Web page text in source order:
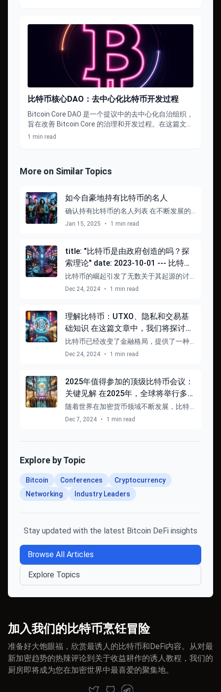
比特币核心DAO：去中心化比特币开发过程
Bitcoin Core DAO 是一个提议中的去中心化自治组织，
旨在改善 Bitcoin Core 的治理和开发过程。在这篇文章
中，我们将探讨： Bitcoin Core DAO …
1 min read
More on Similar Topics
如今自豪地持有比特币的名人
确认持有比特币的名人列表 在不断发展的
加密货币领域，比特币仍然是一个主导
货币的接受度和流 …
Jan 15, 2025 • 1 min read
title: "比特币是由政府创造的吗？探
索理论" date: 2023-10-01 --- 比特币
的起源一直是一个备受争议的话题。
许多人对其创造者的身份提出了各种
是由
比特币的崛起引发了无数关于其起源的讨
论和理论。其中最引人入胜的叙述之一是
造背后的动机以及 …
Dec 24, 2024 • 1 min read
理解比特币：UTXO、隐私和交易基
础知识 在这篇文章中，我们将探讨比
特币的基本概念，特别是UTXO（未
花费交易输出）、隐私以及交易的基
未花费交易输出。它是比特币
比特币已经改变了金融格局，提供了一种
去中心化的传统货币替代方案。随着越来
找零在比特币 …
Dec 24, 2024 • 1 min read
2025年值得参加的顶级比特币会议：
关键见解 在2025年，全球将举行多场
重要的比特币会议，吸引了来自各地
的区块链爱好者、投资者和行业专
随着世界在加密货币领域不断发展，比特
币仍然处于这一数字革命的前沿。对于爱
Dec 7, 2024 • 1 min read
Explore by Topic
Bitcoin Conferences
Cryptocurrency
Networking
Industry Leaders
Stay updated with the latest Bitcoin DeFi insights
Browse All Articles
Explore Topics
加入我们的比特币烹饪冒险
准备好大饱眼福，欣赏最诱人的比特币和DeFi内容。从对最
新加密趋势的热辣评论到关于收益耕作的诱人教程，我们的
厨房即将成为您在加密世界中最喜爱的聚集地。